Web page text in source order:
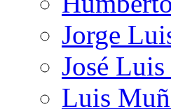
Jorge
José
Luis